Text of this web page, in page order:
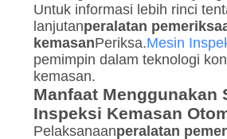
Untuk informasi lebih rinci
lanjutanperalatan
kemasanPeriksa.Mesin
pemimpin dalam teknologi
kemasan.
Manfaat Menggunakan
Inspeksi Kemasan
Pelaksanaanperalatan